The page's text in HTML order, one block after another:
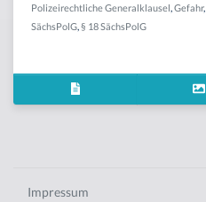
Polizeirechtliche Generalklausel Gefahr,
SächsPolG § 18 SächsPolG
Impressum